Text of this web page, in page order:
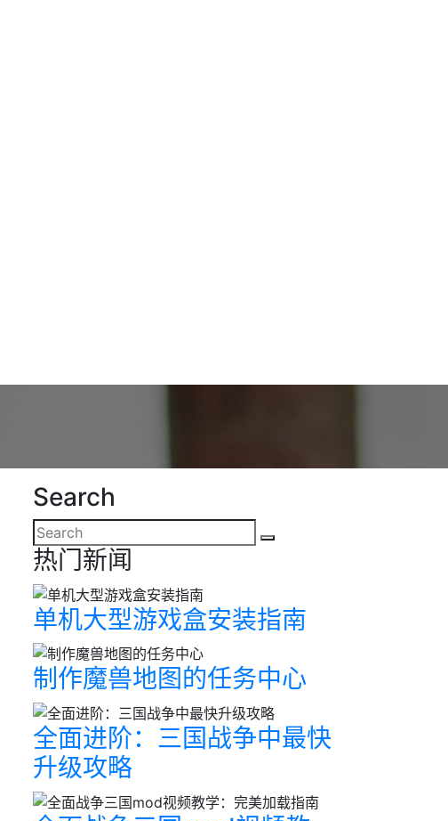
Search
热门新闻
单机大型游戏盒安装指南
制作魔兽地图的任务中心
全面进阶：三国战争中最快
升级攻略